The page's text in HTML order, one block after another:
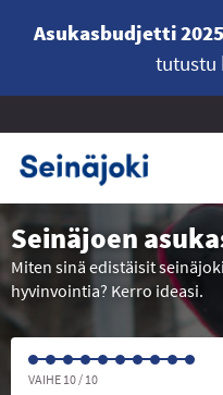
Asukasbudjetti
tutustu
Seinäjoen
Miten sinä edistäisit
hyvinvointia? Kerro ideasi.
VAIHE 10 / 10